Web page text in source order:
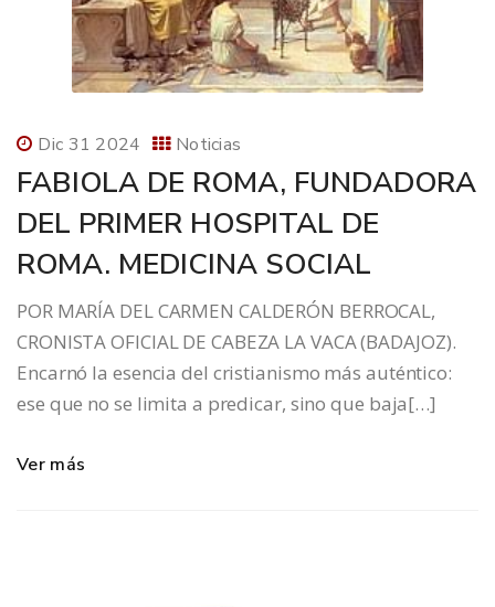
Dic 31 2024 Noticias
FABIOLA DE ROMA, FUNDADORA
DEL PRIMER HOSPITAL DE
ROMA. MEDICINA SOCIAL
POR MARÍA DEL CARMEN CALDERÓN BERROCAL,
CRONISTA OFICIAL DE CABEZA LA VACA (BADAJOZ).
Encarnó la esencia del cristianismo más auténtico:
ese que no se limita a predicar, sino que baja[…]
Ver más